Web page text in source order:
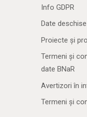
Info GDPR
Date deschise
Proiecte și
Termeni și
date BNaR
Avertizori în
Termeni și